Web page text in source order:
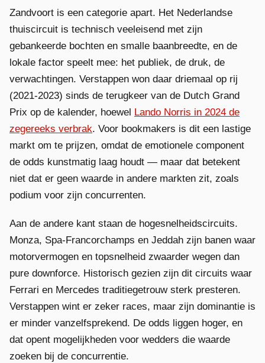
Zandvoort is een categorie apart. Het Nederlandse
thuiscircuit is technisch veeleisend met zijn
gebankeerde bochten en smalle baanbreedte, en de
lokale factor speelt mee: het publiek, de druk, de
verwachtingen. Verstappen won daar driemaal op rij
(2021-2023) sinds de terugkeer van de Dutch Grand
Prix op de kalender, hoewel
Lando Norris in 2024 de
zegereeks verbrak. Voor bookmakers is dit een lastige
markt om te prijzen, omdat de emotionele component
de odds kunstmatig laag houdt — maar dat betekent
niet dat er geen waarde in andere markten zit, zoals
podium voor zijn concurrenten.
Aan de andere kant staan de hogesnelheidscircuits.
Monza, Spa-Francorchamps en Jeddah zijn banen waar
motorvermogen en topsnelheid zwaarder wegen dan
pure downforce. Historisch gezien zijn dit circuits waar
Ferrari en Mercedes traditiegetrouw sterk presteren.
Verstappen wint er zeker races, maar zijn dominantie is
er minder vanzelfsprekend. De odds liggen hoger, en
dat opent mogelijkheden voor wedders die waarde
zoeken bij de concurrentie.